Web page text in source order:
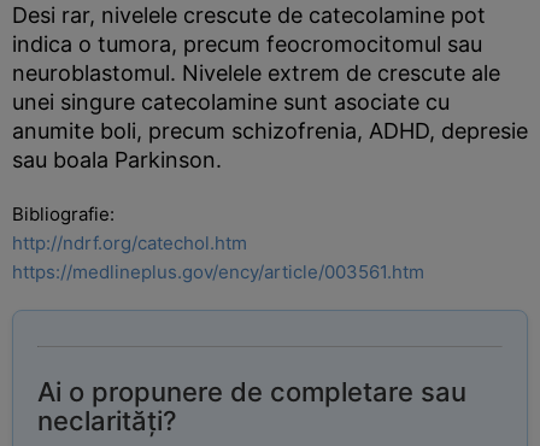
Desi rar, nivelele crescute de catecolamine pot
indica o tumora, precum feocromocitomul sau
neuroblastomul. Nivelele extrem de crescute ale
unei singure catecolamine sunt asociate cu
anumite boli, precum schizofrenia, ADHD, depresie
sau boala Parkinson.
Bibliografie:
http://ndrf.org/catechol.htm
https://medlineplus.gov/ency/article/003561.htm
Ai o propunere de completare sau
neclarități?